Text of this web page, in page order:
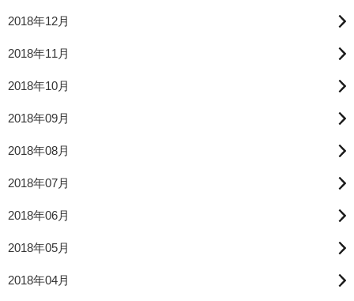
2018年12月
2018年11月
2018年10月
2018年09月
2018年08月
2018年07月
2018年06月
2018年05月
2018年04月